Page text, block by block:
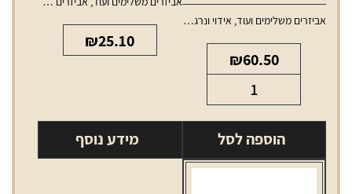
אביזרים משלימים ועוד, אידוי ונרגילות
₪60.50
של
פוד
לנורד
2
הוספה לסל
₪25.10
מידע נוסף